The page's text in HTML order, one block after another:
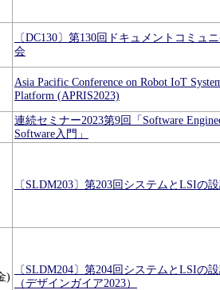
〔DC130〕第130回ドキュメントコミュ
会
Asia Pacific Conference on Robot IoT
Platform (APRIS2023)
連続セミナー2023第9回「Software
Software入門」
〔SLDM203〕第203回システムとLSIの
)
〔SLDM204〕第204回システムとLSIの
（デザインガイア2023）